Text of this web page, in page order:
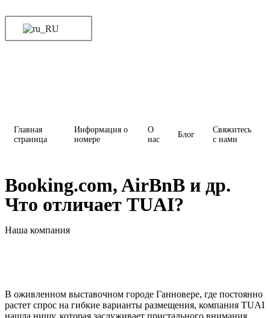
Главная
страница
Информация о
номере
О
нас
Блог
Свяжитесь
с нами
Booking.com, AirBnB и др.
Что отличает TUAI?
Наша компания
В оживленном выставочном городе Ганновере, где постоянно
растет спрос на гибкие варианты размещения, компания TUAI
нашла нишу, которая заслуживает пристального внимания.